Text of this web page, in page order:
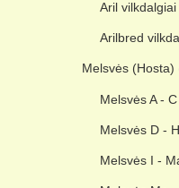
Aril vilkdalgiai
Arilbred
Melsvės (Hosta)
Melsvės A - C
Melsvės D - H
Melsvės I -